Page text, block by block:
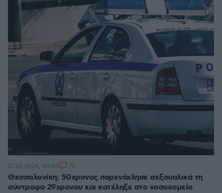
Θεσσαλονίκη: 50χρονος παρενόχλησε σεξουαλικά τη
σύντροφο 29χρονου και κατέληξε στο νοσοκομείο
27.05.2026, 09:00 76